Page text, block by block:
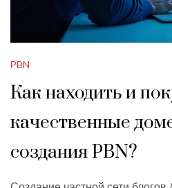
PBN
Как находить и
качественные
создания PBN?